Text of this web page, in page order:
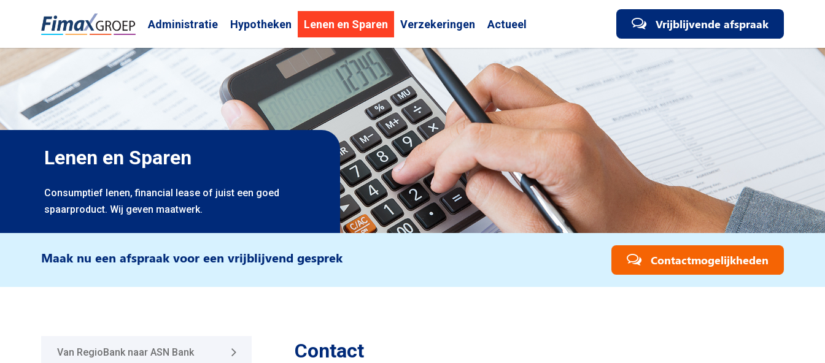
Administratie Hypotheken Lenen en Sparen Verzekeringen Actueel Vrijblijvende afspraak
Lenen en Sparen
Consumptief lenen, financial lease of juist een goed
spaarproduct. Wij geven maatwerk.
Maak nu een afspraak voor een vrijblijvend gesprek Contactmogelijkheden
Contact
Van RegioBank naar ASN Bank